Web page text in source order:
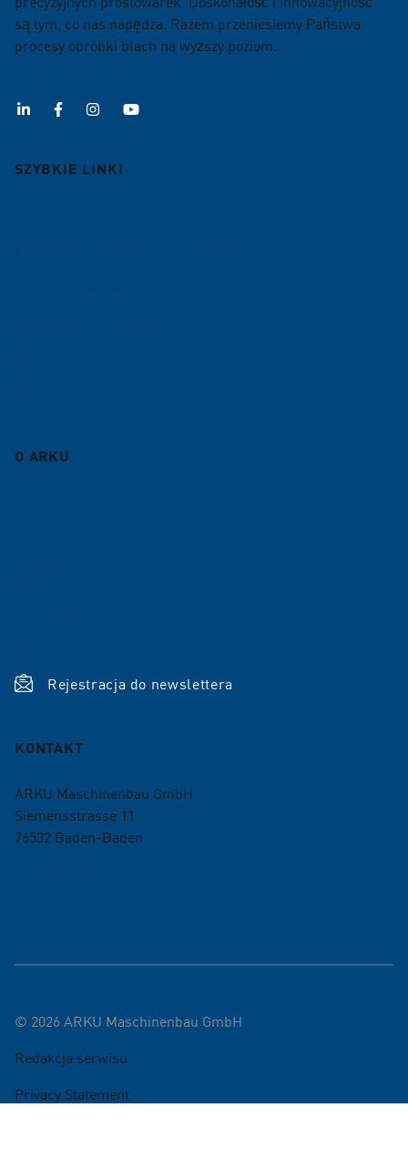
są tym, co nas napędza. Razem przeniesiemy Państwa
procesy obróbki blach na wyższy poziom.
SZYBKIE LINKI
O ARKU
Rejestracja do newslettera
KONTAKT
ARKU Maschinenbau GmbH
Siemensstrasse 11
76532 Baden-Baden
© 2026ARKU Maschinenbau GmbH
Redakcja serwisu
Privacy Statement